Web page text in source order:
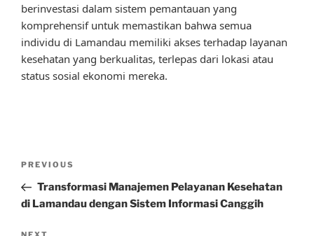
berinvestasi dalam sistem pemantauan yang
komprehensif untuk memastikan bahwa semua
individu di Lamandau memiliki akses terhadap layanan
kesehatan yang berkualitas, terlepas dari lokasi atau
status sosial ekonomi mereka.
Previous
Post
PREVIOUS
Transformasi Manajemen Pelayanan Kesehatan
di Lamandau dengan Sistem Informasi Canggih